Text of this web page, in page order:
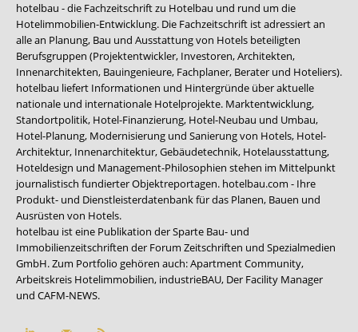
hotelbau - die Fachzeitschrift zu Hotelbau und rund um die
Hotelimmobilien-Entwicklung. Die Fachzeitschrift ist adressiert an
alle an Planung, Bau und Ausstattung von Hotels beteiligten
Berufsgruppen (Projektentwickler, Investoren, Architekten,
Innenarchitekten, Bauingenieure, Fachplaner, Berater und Hoteliers).
hotelbau liefert Informationen und Hintergründe über aktuelle
nationale und internationale Hotelprojekte. Marktentwicklung,
Standortpolitik, Hotel-Finanzierung, Hotel-Neubau und Umbau,
Hotel-Planung, Modernisierung und Sanierung von Hotels, Hotel-
Architektur, Innenarchitektur, Gebäudetechnik, Hotelausstattung,
Hoteldesign und Management-Philosophien stehen im Mittelpunkt
journalistisch fundierter Objektreportagen. hotelbau.com - Ihre
Produkt- und Dienstleisterdatenbank für das Planen, Bauen und
Ausrüsten von Hotels.
hotelbau ist eine Publikation der Sparte Bau- und
Immobilienzeitschriften der Forum Zeitschriften und Spezialmedien
GmbH. Zum Portfolio gehören auch:Apartment Community,
Arbeitskreis Hotelimmobilien, industrieBAU, Der Facility Manager
und CAFM-NEWS.